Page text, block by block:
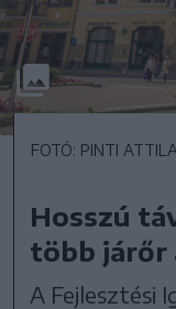
FOTÓ: PINTI ATTILA
Hosszú
több járőr
A Fejlesztési